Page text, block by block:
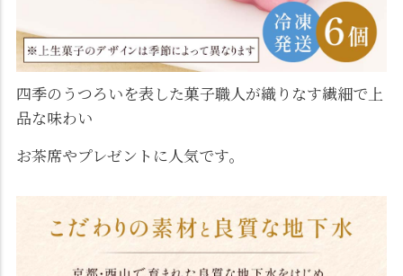
四季のうつろいを表した菓子職人が織りなす繊細で上
品な味わい
お茶席やプレゼントに人気です。